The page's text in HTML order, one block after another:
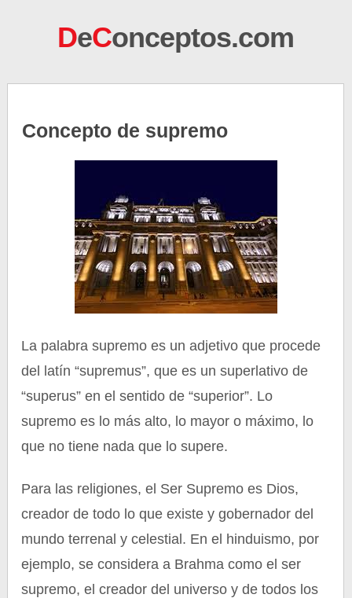
DeConceptos.com
Concepto de supremo
La palabra supremo es un adjetivo que procede
del latín “supremus”, que es un superlativo de
“superus” en el sentido de “superior”. Lo
supremo es lo más alto, lo mayor o máximo, lo
que no tiene nada que lo supere.
Para las religiones, el Ser Supremo es Dios,
creador de todo lo que existe y gobernador del
mundo terrenal y celestial. En el hinduismo, por
ejemplo, se considera a Brahma como el ser
supremo, el creador del universo y de todos los